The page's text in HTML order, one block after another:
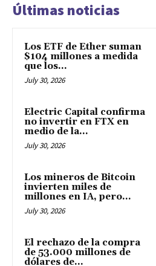
Últimas noticias
Los ETF de Ether suman
$104 millones a medida
que los...
July 30, 2026
Electric Capital confirma
no invertir en FTX en
medio de la...
July 30, 2026
Los mineros de Bitcoin
invierten miles de
millones en IA, pero...
July 30, 2026
El rechazo de la compra
de 53.000 millones de
dólares de...